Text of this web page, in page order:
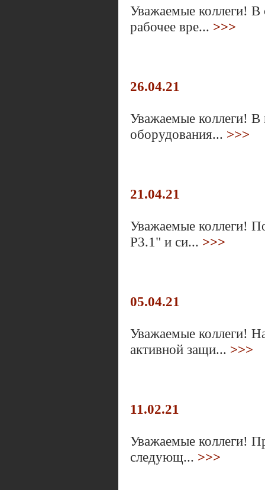
Уважаемые коллеги! В
рабочее вре... >>>
26.04.21
Уважаемые коллеги! В
оборудования... >>>
21.04.21
Уважаемые коллеги!
Р3.1" и си... >>>
05.04.21
Уважаемые коллеги!
активной защи... >>>
11.02.21
Уважаемые коллеги!
следующ... >>>